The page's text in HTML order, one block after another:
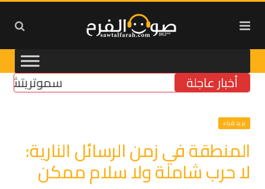
أخبار عاجلة سموتريتش:
بريد قراء
المنطقة في زمن الرسائل النارية:
لا حرب شاملة ولا سلام ممكن